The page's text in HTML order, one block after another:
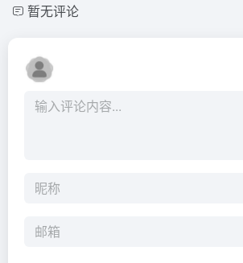
暂无评论